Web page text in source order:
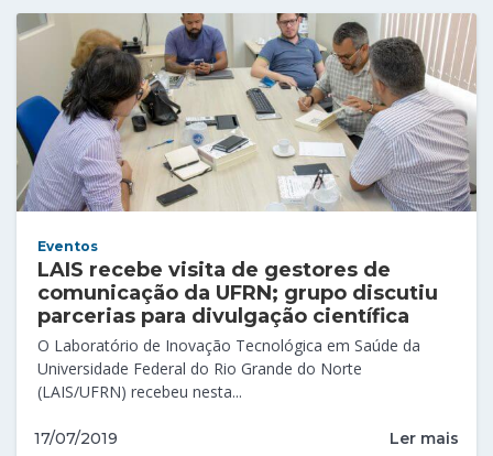
Eventos
LAIS recebe visita de gestores de
comunicação da UFRN; grupo discutiu
parcerias para divulgação científica
O Laboratório de Inovação Tecnológica em Saúde da
Universidade Federal do Rio Grande do Norte
(LAIS/UFRN) recebeu nesta...
17/07/2019 Ler mais